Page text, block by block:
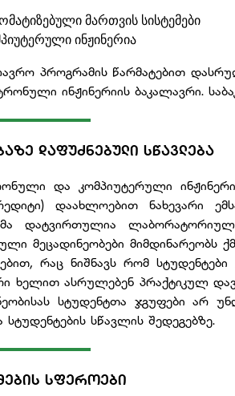
მართვის სისტემები
ინჟინერია
პროგრამის წარმატებით
ინჟინერიის ბაკალავრი.
ᲓᲐᲤᲣᲫᲜᲔᲑᲣᲚᲘ ᲡᲬᲐᲕᲚᲔᲑᲐ
და კომპიუტერული
დაახლოებით ნახევარი
დატვირთულია
მეცადინეობები მიმდინარეობს
რაც ნიშნავს რომ
ხელით ასრულებენ პრაქტიკულ
სტუდენტთა ჯგუფები არ
სტუდენტების სწავლის შედეგებზე.
ᲡᲤᲔᲠᲝᲔᲑᲘ